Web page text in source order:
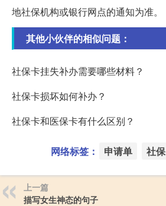
地社保机构或银行网点的通知为准。
其他小伙伴的相似问题：
社保卡挂失补办需要哪些材料？
社保卡损坏如何补办？
社保卡和医保卡有什么区别？
网络标签： 申请单 社保
上一篇
描写女生神态的句子